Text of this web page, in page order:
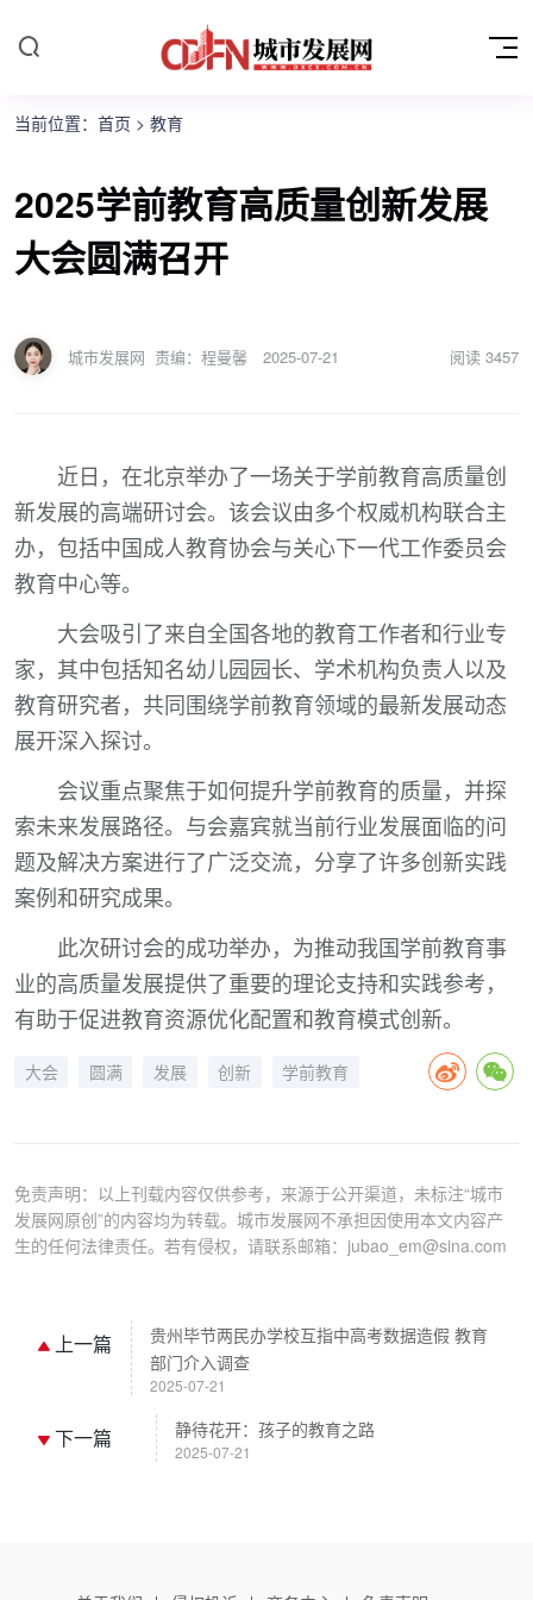
当前位置： 首页 > 教育
2025学前教育高质量创新发展
大会圆满召开
城市发展网 责编：程曼馨 2025-07-21 阅读 3457
近日，在北京举办了一场关于学前教育高质量创
新发展的高端研讨会。该会议由多个权威机构联合主
办，包括中国成人教育协会与关心下一代工作委员会
教育中心等。
大会吸引了来自全国各地的教育工作者和行业专
家，其中包括知名幼儿园园长、学术机构负责人以及
教育研究者，共同围绕学前教育领域的最新发展动态
展开深入探讨。
会议重点聚焦于如何提升学前教育的质量，并探
索未来发展路径。与会嘉宾就当前行业发展面临的问
题及解决方案进行了广泛交流，分享了许多创新实践
案例和研究成果。
此次研讨会的成功举办，为推动我国学前教育事
业的高质量发展提供了重要的理论支持和实践参考，
有助于促进教育资源优化配置和教育模式创新。
大会 圆满 发展 创新 学前教育
免责声明：以上刊载内容仅供参考，来源于公开渠道，未标注“城市
发展网原创”的内容均为转载。城市发展网不承担因使用本文内容产
生的任何法律责任。若有侵权，请联系邮箱：jubao_em@sina.com
上一篇
贵州毕节两民办学校互指中高考数据造假 教育
部门介入调查
2025-07-21
下一篇 静待花开：孩子的教育之路
2025-07-21